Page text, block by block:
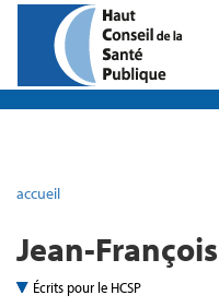
accueil
Jean-
Écrits pour le HCSP